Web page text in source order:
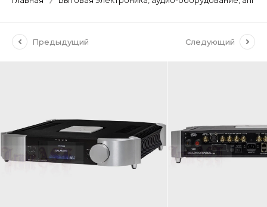
Предыдущий Следующий